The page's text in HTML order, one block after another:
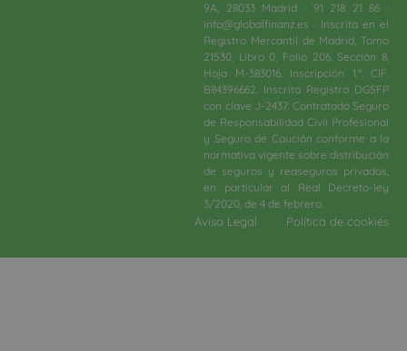
9A, 28033 Madrid · 91 218 21 86 ·
info@globalfinanz.es · Inscrita en el
Registro Mercantil de Madrid, Tomo
21530, Libro 0, Folio 206, Sección 8,
Hoja M-383016. Inscripción 1.ª. CIF.
B84396662. Inscrita Registro DGSFP
con clave J-2437. Contratado Seguro
de Responsabilidad Civil Profesional
y Seguro de Caución conforme a la
normativa vigente sobre distribución
de seguros y reaseguros privados,
en particular al Real Decreto-ley
3/2020, de 4 de febrero.​
Aviso Legal Política de cookies